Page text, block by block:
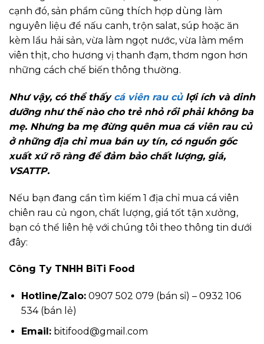
cạnh đó, sản phẩm cũng thích hợp dùng làm
nguyên liệu để nấu canh, trộn salat, súp hoặc ăn
kèm lẩu hải sản, vừa làm ngọt nước, vừa làm mềm
viên thịt, cho hương vị thanh đạm, thơm ngon hơn
những cách chế biến thông thường.
Như vậy, có thể thấy cá viên rau củlợi ích và dinh
dưỡng như thế nào cho trẻ nhỏ rồi phải không ba
mẹ. Nhưng ba mẹ đừng quên mua cá viên rau củ
ở những địa chỉ mua bán uy tín, có nguồn gốc
xuất xứ rõ ràng để đảm bảo chất lượng, giá,
VSATTP.
Nếu bạn đang cần tìm kiếm 1 địa chỉ mua cá viên
chiên rau củ ngon, chất lượng, giá tốt tận xưởng,
bạn có thể liên hệ với chúng tôi theo thông tin dưới
đây:
Công Ty TNHH BiTi Food
Hotline/Zalo:0907 502 079 (bán sỉ) – 0932 106
534 (bán lẻ)
Email:bitifood@gmail.com